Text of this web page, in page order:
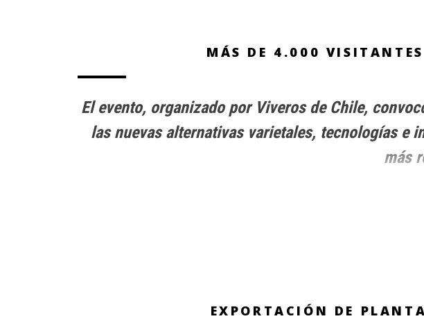
MÁS DE 4.000
El evento, organizado por Viveros de Chile,
las nuevas alternativas varietales, tecnologías e
más
EXPORTACIÓN DE